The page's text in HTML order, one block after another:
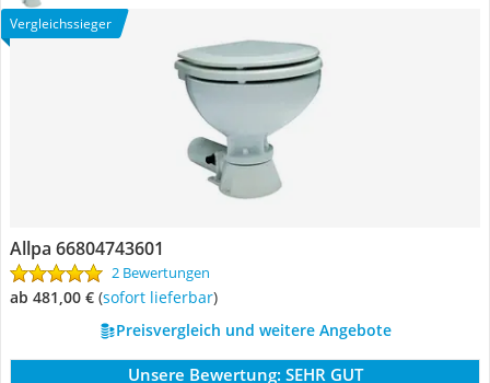
Vergleichssieger
Allpa 66804743601
2 Bewertungen
ab 481,00 € ( Sofort lieferbar)
Preisvergleich und weitere Angebote
Unsere Bewertung: SEHR GUT